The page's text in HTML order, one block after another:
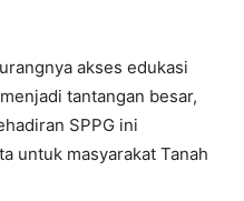
akses edukasi
tantangan besar,
SPPG ini
untuk masyarakat Tanah